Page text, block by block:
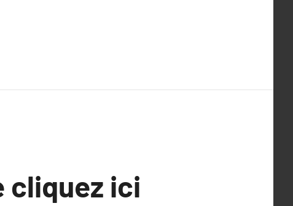
cliquez ici